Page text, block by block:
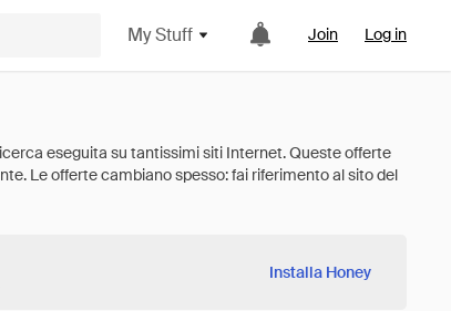
My Stuff Join Log in
Installa Honey